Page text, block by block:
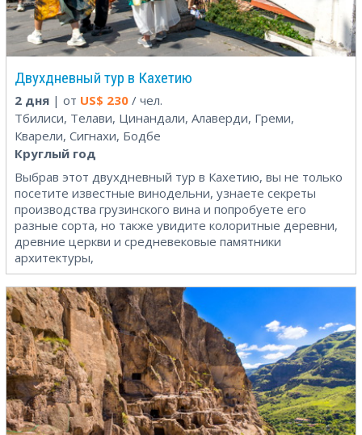
Двухдневный тур в Кахетию
2 дня | от US$ 230 / чел.
Тбилиси, Телави, Цинандали, Алаверди, Греми,
Кварели, Сигнахи, Бодбе
Круглый год
Выбрав этот двухдневный тур в Кахетию, вы не только
посетите известные винодельни, узнаете секреты
производства грузинского вина и попробуете его
разные сорта, но также увидите колоритные деревни,
древние церкви и средневековые памятники
архитектуры,